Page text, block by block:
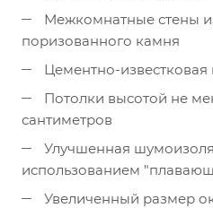
Межкомнатные стены
поризованного камня
Цементно-
Потолки высотой не
сантиметров
Улучшенная
использованием
Увеличенный размер